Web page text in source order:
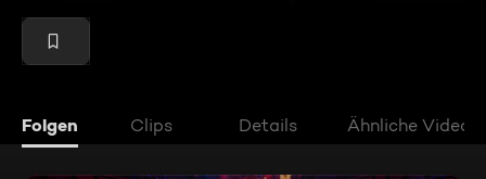
Folgen Clips Details Ähnliche Videos